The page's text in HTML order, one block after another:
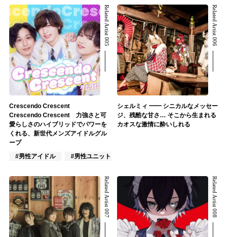
Related Artist 005
Crescendo Crescent
Crescendo Crescent 力強さと可
愛らしさのハイブリッドでパワーを
くれる、新世代メンズアイドルグル
ープ
#男性アイドル
#男性ユニット
Related Artist 006
シェルミィ ━━ シニカルなメッセー
ジ、残酷な甘さ… そこから生まれる
カオスな激情に酔いしれる
Related Artist 007 Related Artist 008